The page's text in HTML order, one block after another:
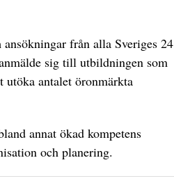
från alla Sveriges 24
sig till utbildningen som
utöka antalet öronmärkta
annat ökad kompetens
och planering.